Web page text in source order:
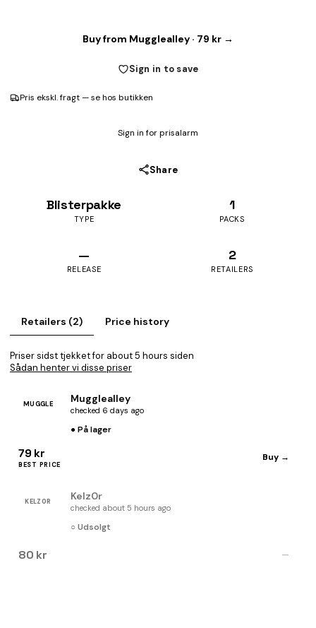
Buy from Mugglealley · 79 kr →
Sign in to save
Pris ekskl. fragt — se hos butikken
Sign in for prisalarm
Share
Blisterpakke
TYPE
1
PACKS
—
RELEASE
2
RETAILERS
Retailers (2) Price history
Priser sidst tjekket for about 5 hours siden
Sådan henter vi disse priser
MUGGLE Mugglealley
checked 6 days ago
● På lager
79 kr
BEST PRICE
Buy →
KELZ0R Kelz0r
checked about 5 hours ago
○ Udsolgt
80 kr —